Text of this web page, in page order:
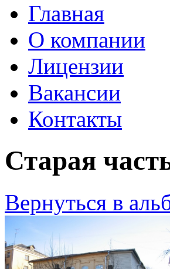
Главная
О компании
Лицензии
Вакансии
Контакты
Старая
Вернуться в